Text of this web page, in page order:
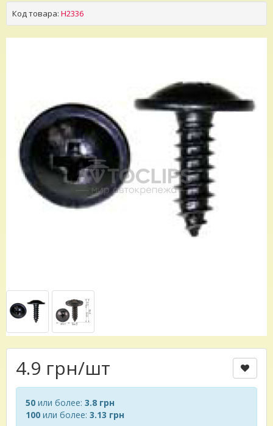
Код товара: H2336
4.9 грн/шт
50 или более: 3.8 грн
100 или более: 3.13 грн